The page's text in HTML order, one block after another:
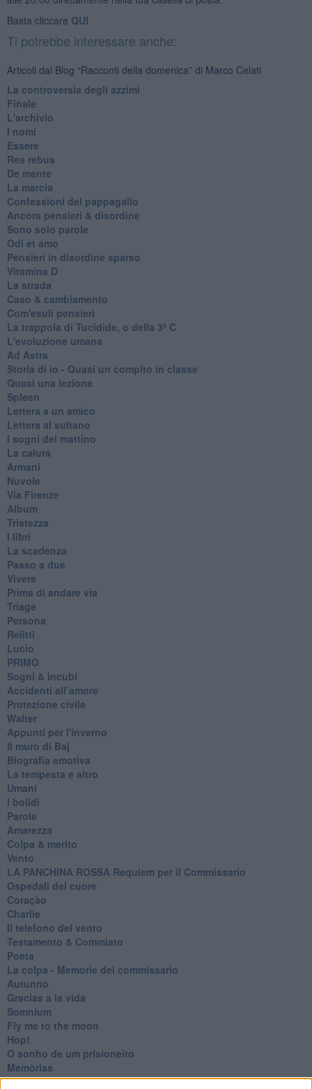
Basta cliccare QUI
Ti potrebbe interessare anche:
Articoli dal Blog “Racconti della domenica” di Marco Celati
La controversia degli azzimi
Finale
L'archivio
I nomi
Essere
Res rebus
De mente
La marcia
Confessioni del pappagallo
Ancora pensieri & disordine
Sono solo parole
Odi et amo
Pensieri in disordine sparso
Vitamina D
La strada
Caso & cambiamento
Com'esuli pensieri
La trappola di Tucidide, o della 3ª C
L'evoluzione umana
Ad Astra
Storia di io - Quasi un compito in classe
Quasi una lezione
Spleen
Lettera a un amico
Lettera al sultano
I sogni del mattino
La calura
Armani
Nuvole
Via Firenze
Album
Tristezza
I libri
La scadenza
Passo a due
Vivere
Prima di andare via
Triage
Persona
Relitti
Lucio
PRIMO
Sogni & incubi
Accidenti all’amore
Protezione civile
Walter
Appunti per l'inverno
Il muro di Baj
Biografia emotiva
La tempesta e altro
Umani
I bolidi
Parole
Amarezza
Colpa & merito
Vento
​LA PANCHINA ROSSA Requiem per il Commissario
Ospedali del cuore
Coraçào
Charlie
Il telefono del vento
Testamento & Commiato
Poeta
​La colpa - Memorie del commissario
Autunno
Gracias a la vida
Somnium
Fly me to the moon
Hop!
O sonho de um prisioneiro
Memòrias
Sto qui